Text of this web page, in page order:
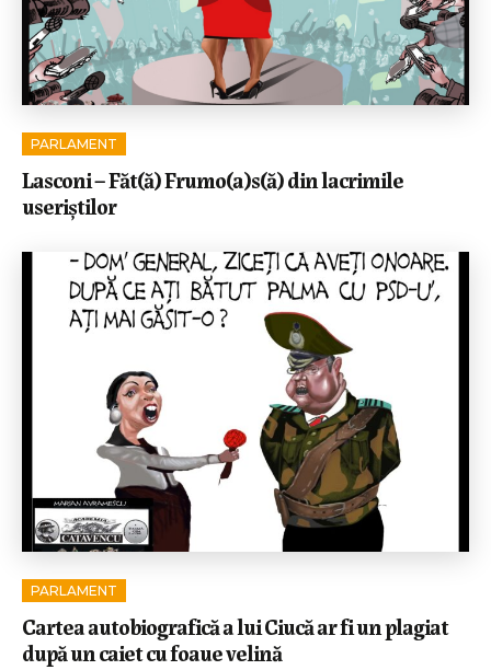
PARLAMENT
Lasconi – Făt(ă) Frumo(a)s(ă) din lacrimile
useriștilor
PARLAMENT
Cartea autobiografică a lui Ciucă ar fi un plagiat
după un caiet cu foaue velină